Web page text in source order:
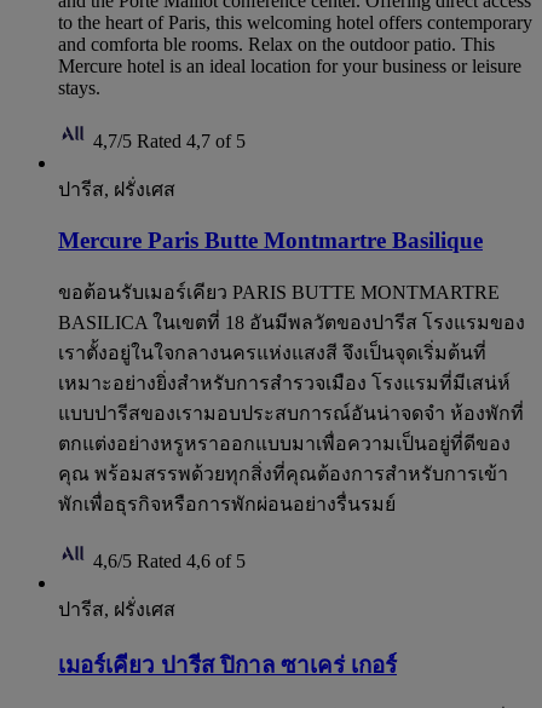
to the heart of Paris, this welcoming hotel offers contemporary
and comforta ble rooms. Relax on the outdoor patio. This
Mercure hotel is an ideal location for your business or leisure
stays.
4,7/5 Rated 4,7 of 5
ปารีส, ฝรั่งเศส
Mercure Paris Butte Montmartre Basilique
ขอต้อนรับเมอร์เคียว PARIS BUTTE MONTMARTRE
BASILICA ในเขตที่ 18 อันมีพลวัตของปารีส โรงแรมของ
เราตั้งอยู่ในใจกลางนครแห่งแสงสี จึงเป็นจุดเริ่มต้นที่
เหมาะอย่างยิ่งสำหรับการสำรวจเมือง โรงแรมที่มีเสน่ห์
แบบปารีสของเรามอบประสบการณ์อันน่าจดจำ ห้องพักที่
ตกแต่งอย่างหรูหราออกแบบมาเพื่อความเป็นอยู่ที่ดีของ
คุณ พร้อมสรรพด้วยทุกสิ่งที่คุณต้องการสำหรับการเข้า
พักเพื่อธุรกิจหรือการพักผ่อนอย่างรื่นรมย์
4,6/5 Rated 4,6 of 5
ปารีส, ฝรั่งเศส
เมอร์เคียว ปารีส ปิกาล ซาเคร่ เกอร์